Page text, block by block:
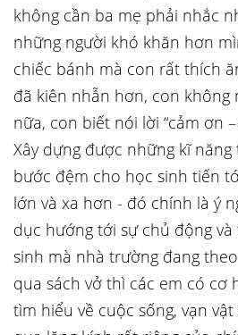
không cần ba mẹ phải nhắc
những người khó khăn hơn
chiếc bánh mà con rất thích
đã kiên nhẫn hơn, con không
nữa, con biết nói lời “cảm ơn
Xây dựng được những kĩ năng
bước đệm cho học sinh tiến
lớn và xa hơn - đó chính là ý
dục hướng tới sự chủ động
sinh mà nhà trường đang
qua sách vở thì các em có cơ
tìm hiểu về cuộc sống, vạn